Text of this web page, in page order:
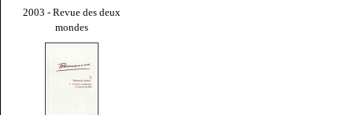
2003 - Revue des deux
mondes